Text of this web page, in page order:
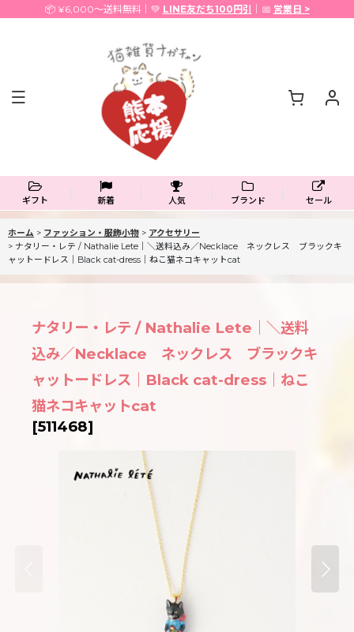
📦 ¥6,000〜送料無料｜💚 LINE友だち100円引 ｜📅 営業日 >
ギフト 新着 人気 ブランド セール
ホーム > ファッション・服飾小物 > アクセサリー
> ナタリー・レテ / Nathalie Lete｜＼送料込み／Necklace ネックレス ブラックキ
ャットードレス｜Black cat-dress｜ねこ猫ネコキャットcat
ナタリー・レテ / Nathalie Lete｜＼送料
込み／Necklace ネックレス ブラックキ
ャットードレス｜Black cat-dress｜ねこ
猫ネコキャットcat
[511468]